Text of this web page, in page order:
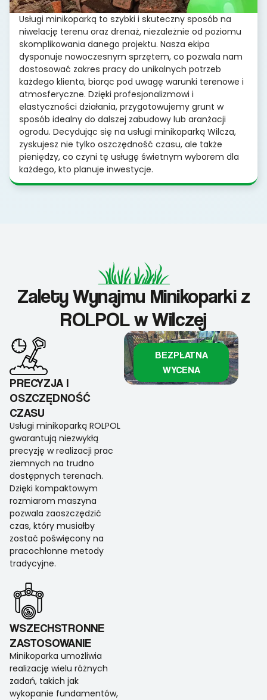
Usługi minikoparką to szybki i skuteczny sposób na
niwelację terenu oraz drenaż, niezależnie od poziomu
skomplikowania danego projektu. Nasza ekipa
dysponuje nowoczesnym sprzętem, co pozwala nam
dostosować zakres pracy do unikalnych potrzeb
każdego klienta, biorąc pod uwagę warunki terenowe i
atmosferyczne. Dzięki profesjonalizmowi i
elastyczności działania, przygotowujemy grunt w
sposób idealny do dalszej zabudowy lub aranżacji
ogrodu. Decydując się na usługi minikoparką Wilcza,
zyskujesz nie tylko oszczędność czasu, ale także
pieniędzy, co czyni tę usługę świetnym wyborem dla
każdego, kto planuje inwestycje.
Zalety Wynajmu Minikoparki z
ROLPOL w Wilczej
PRECYZJA I
OSZCZĘDNOŚĆ
CZASU
Usługi minikoparką ROLPOL
gwarantują niezwykłą
precyzję w realizacji prac
ziemnych na trudno
dostępnych terenach.
Dzięki kompaktowym
rozmiarom maszyna
pozwala zaoszczędzić
czas, który musiałby
zostać poświęcony na
pracochłonne metody
tradycyjne.
WSZECHSTRONNE
ZASTOSOWANIE
Minikoparka umożliwia
realizację wielu różnych
zadań, takich jak
wykopanie fundamentów,
BEZPŁATNA
WYCENA